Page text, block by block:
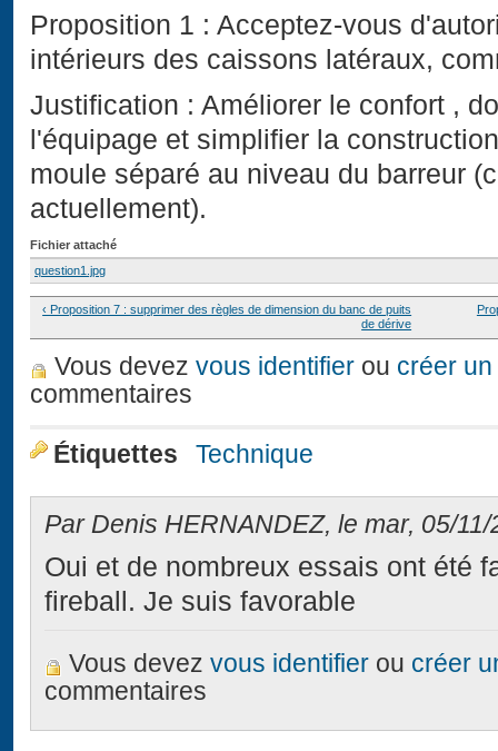
Proposition 1 : Acceptez-vous
intérieurs des caissons latéraux,
Justification : Améliorer le confort ,
l'équipage et simplifier la
moule séparé au niveau du barreur
actuellement).
Fichier attaché
question1.jpg
‹ Proposition 7 : supprimer des règles de dimension du banc de puits
de dérive
Vous devez vous identifier ou créer
commentaires
Étiquettes Technique
Par Denis HERNANDEZ, le mar, 05/
Oui et de nombreux essais ont été
fireball. Je suis favorable
Vous devezvous identifier ou créer
commentaires